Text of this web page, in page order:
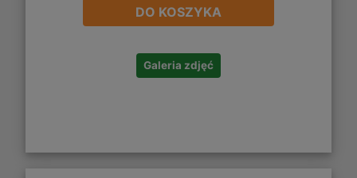
DO KOSZYKA
Galeria zdjęć